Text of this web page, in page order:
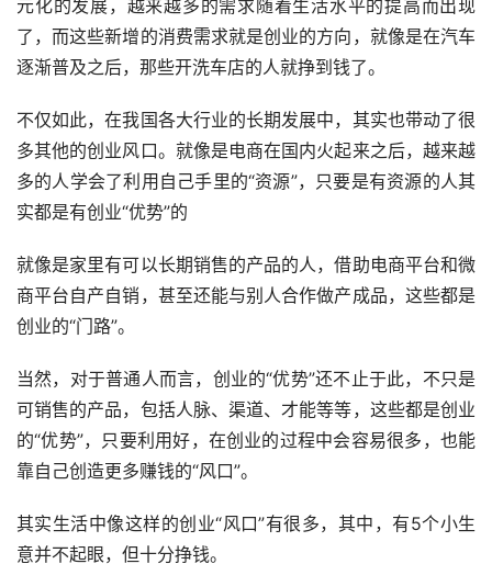
元化的发展，越来越多的需求随着生活水平的提高而出现
了，而这些新增的消费需求就是创业的方向，就像是在汽车
逐渐普及之后，那些开洗车店的人就挣到钱了。
不仅如此，在我国各大行业的长期发展中，其实也带动了很
多其他的创业风口。就像是电商在国内火起来之后，越来越
多的人学会了利用自己手里的“资源”，只要是有资源的人其
实都是有创业“优势”的
就像是家里有可以长期销售的产品的人，借助电商平台和微
商平台自产自销，甚至还能与别人合作做产成品，这些都是
创业的“门路”。
当然，对于普通人而言，创业的“优势”还不止于此，不只是
可销售的产品，包括人脉、渠道、才能等等，这些都是创业
的“优势”，只要利用好，在创业的过程中会容易很多，也能
靠自己创造更多赚钱的“风口”。
其实生活中像这样的创业“风口”有很多，其中，有5个小生
意并不起眼，但十分挣钱。